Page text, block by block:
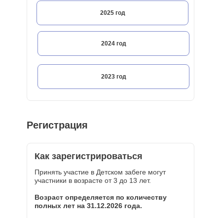
2023 год
2024 год
2025 год
Регистрация
Принять участие в Детском забеге могут
участники в возрасте от 3 до 13 лет.
Возраст определяется по количеству
полных лет на 31.12.2026 года.
Как зарегистрироваться